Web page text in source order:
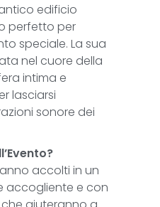
edificio
perfetto per
speciale. La sua
nel cuore della
intima e
lasciarsi
sonore dei
accolti in un
accogliente e con